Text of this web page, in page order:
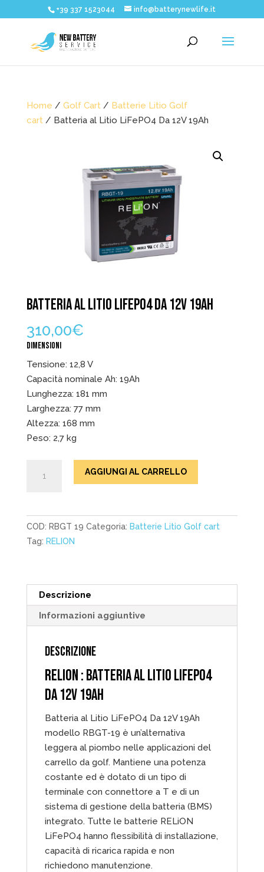
+39 337 1523044 info@batterynewlife.it
Home / Golf Cart/ Batterie Litio Golf
cart/ Batteria al Litio LiFePO4 Da 12V 19Ah
BATTERIA AL LITIO LIFEPO4 DA 12V 19AH
310,00€
DIMENSIONI
Tensione: 12,8 V
Capacità nominale Ah: 19Ah
Lunghezza: 181 mm
Larghezza: 77 mm
Altezza: 168 mm
Peso: 2,7 kg
Da
12V
AGGIUNGI AL CARRELLO
COD: RBGT 19 Categoria: Batterie Litio Golf cart
Tag: RELION
Descrizione
Informazioni aggiuntive
DESCRIZIONE
RELION : BATTERIA AL LITIO LIFEPO4
DA 12V 19AH
Batteria al Litio LiFePO4 Da 12V 19Ah
modello RBGT-19 è un’alternativa
leggera al piombo nelle applicazioni del
carrello da golf. Mantiene una potenza
costante ed è dotato di un tipo di
terminale con connettore a T e di un
sistema di gestione della batteria (BMS)
integrato. Tutte le batterie RELiON
LiFePO4 hanno flessibilità di installazione,
capacità di ricarica rapida e non
richiedono manutenzione.